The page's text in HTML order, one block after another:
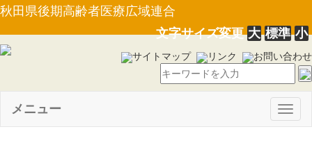
秋田県後期高齢者医療広域連合
文字サイズ変更大 標準 小
サイトマップ リンク お問い合わせ
メニュー